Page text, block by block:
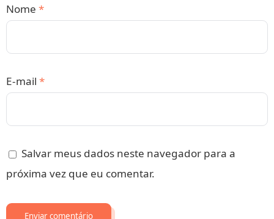
Nome *
E-mail *
Salvar meus dados neste navegador para a
próxima vez que eu comentar.